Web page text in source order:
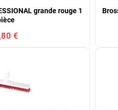
grande rouge 1
€